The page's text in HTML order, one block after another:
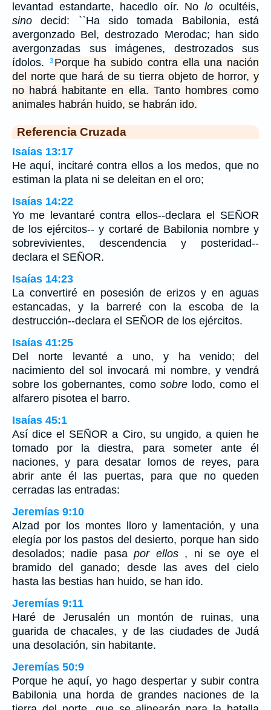
levantad estandarte, hacedlo oír. Nolo ocultéis,
sino decid: ``Ha sido tomada Babilonia, está
avergonzado Bel, destrozado Merodac; han sido
avergonzadas sus imágenes, destrozados sus
ídolos.
3 Porque ha subido contra ella una nación
del norte que hará de su tierra objeto de horror, y
no habrá habitante en ella. Tanto hombres como
animales habrán huido, se habrán ido.
Referencia Cruzada
Isaías 13:17
He aquí, incitaré contra ellos a los medos, que no
estiman la plata ni se deleitan en el oro;
Isaías 14:22
Yo me levantaré contra ellos--declara el SEÑOR
de los ejércitos-- y cortaré de Babilonia nombre y
sobrevivientes, descendencia y posteridad--
declara el SEÑOR.
Isaías 14:23
La convertiré en posesión de erizos y en aguas
estancadas, y la barreré con la escoba de la
destrucción--declara el SEÑOR de los ejércitos.
Isaías 41:25
Del norte levanté a uno, y ha venido; del
nacimiento del sol invocará mi nombre, y vendrá
sobre los gobernantes, como sobre lodo, como el
alfarero pisotea el barro.
Isaías 45:1
Así dice el SEÑOR a Ciro, su ungido, a quien he
tomado por la diestra, para someter ante él
naciones, y para desatar lomos de reyes, para
abrir ante él las puertas, para que no queden
cerradas las entradas:
Jeremías 9:10
Alzad por los montes lloro y lamentación, y una
elegía por los pastos del desierto, porque han sido
desolados; nadie pasapor ellos, ni se oye el
bramido del ganado; desde las aves del cielo
hasta las bestias han huido, se han ido.
Jeremías 9:11
Haré de Jerusalén un montón de ruinas, una
guarida de chacales, y de las ciudades de Judá
una desolación, sin habitante.
Jeremías 50:9
Porque he aquí, yo hago despertar y subir contra
Babilonia una horda de grandes naciones de la